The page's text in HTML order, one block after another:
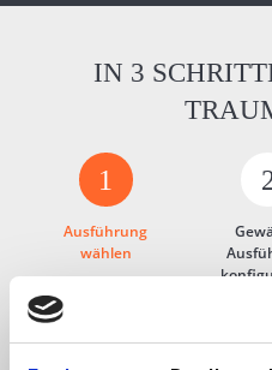
IN 3
1
Ausführung
wählen
Sie haben spezielle
oder Größe? Wählen